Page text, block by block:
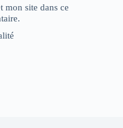
mon site dans ce